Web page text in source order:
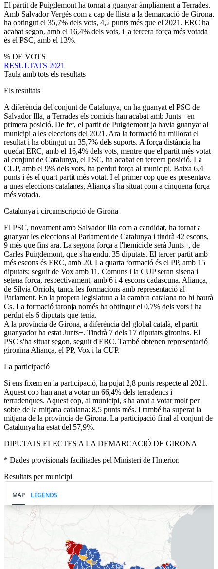
El partit de Puigdemont ha tornat a guanyar àmpliament a Terrades.
Amb Salvador Vergés com a cap de llista a la demarcació de Girona,
ha obtingut el 35,7% dels vots, 4,2 punts més que el 2021. ERC ha
acabat segon, amb el 16,4% dels vots, i la tercera força més votada
és el PSC, amb el 13%.
% DE VOTS
RESULTATS 2021
Taula amb tots els resultats
Els resultats
A diferència del conjunt de Catalunya, on ha guanyat el PSC de
Salvador Illa, a Terrades els comicis han acabat amb Junts+ en
primera posició. De fet, el partit de Puigdemont ja havia guanyat al
municipi a les eleccions del 2021. Ara la formació ha millorat el
resultat i ha obtingut un 35,7% dels suports. A força distància ha
quedat ERC, amb el 16,4% dels vots, mentre que el partit més votat
al conjunt de Catalunya, el PSC, ha acabat en tercera posició. La
CUP, amb el 9% dels vots, ha perdut força al municipi. Baixa 6,4
punts i és el quart partit més votat. I el primer cop que es presentava
a unes eleccions catalanes, Aliança s'ha situat com a cinquena força
més votada.
Catalunya i circumscripció de Girona
El PSC, novament amb Salvador Illa com a candidat, ha tornat a
guanyar les eleccions al Parlament de Catalunya i tindrà 42 escons,
9 més que fins ara. La segona força a l'hemicicle serà Junts+, de
Carles Puigdemont, que s'ha endut 35 diputats. El tercer partit amb
més escons és ERC, amb 20. La quarta formació és el PP, amb 15
diputats; seguit de Vox amb 11. Comuns i la CUP seran sisena i
setena força, respectivament, amb 6 i 4 escons cadascuna. Aliança,
de Sílvia Orriols, tanca les formacions amb representació al
Parlament. En la propera legislatura a la cambra catalana no hi haurà
Cs. La formació taronja només ha obtingut el 0,7% dels vots i ha
perdut els 6 diputats que tenia.
A la província de Girona, a diferència del global català, el partit
guanyador ha estat Junts+. Tindrà 7 dels 17 diputats gironins. El
PSC s'ha situat segon, seguit d'ERC. També obtenen representació
gironina Aliança, el PP, Vox i la CUP.
La participació
Si ens fixem en la participació, ha pujat 2,8 punts respecte al 2021.
Aquest cop han anat a votar un 66,4% dels terradencs i
terradenques. Aquest cop, al municipi, s'ha anat a votar molt per
sobre de la mitjana catalana: 8,5 punts més. I també ha superat la
mitjana de la província de Girona. La participació final al conjunt de
Catalunya ha estat del 57,9%.
DIPUTATS ELECTES A LA DEMARCACIÓ DE GIRONA
* Dades provisionals facilitades pel Ministeri de l'Interior.
Resultats per municipi